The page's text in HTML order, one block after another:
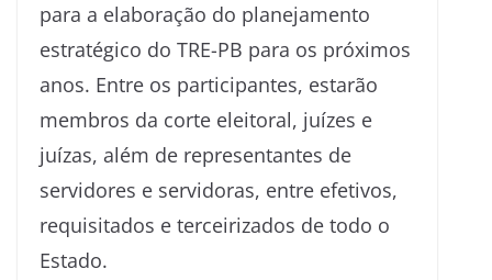
para a elaboração do planejamento
estratégico do TRE-PB para os próximos
anos. Entre os participantes, estarão
membros da corte eleitoral, juízes e
juízas, além de representantes de
servidores e servidoras, entre efetivos,
requisitados e terceirizados de todo o
Estado.